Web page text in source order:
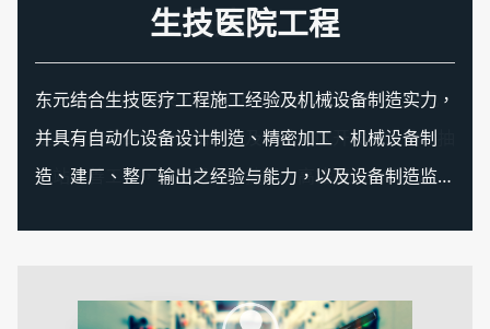
绿能工程
生技医院工程
交通建设工程
公司成立65年以来，承揽过无数公共工程案件，举凡
是最近获奖的捷运松山车站及华航园区开发案及迪化抽
水站改善工程，抑或是台北捷运、高雄捷运、桃园机场
机电工程
特殊工程
资通讯工程